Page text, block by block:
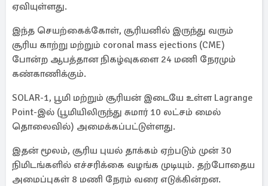
ஏவியுள்ளது.
இந்த செயற்கைக்கோள், சூரியனில் இருந்து வரும்
சூரிய காற்று மற்றும் coronal mass ejections (CME)
போன்ற ஆபத்தான நிகழ்வுகளை 24 மணி நேரமும்
கண்காணிக்கும்.
SOLAR-1, பூமி மற்றும் சூரியன் இடையே உள்ள Lagrange
Point-இல் (பூமியிலிருந்து சுமார் 10 லட்சம் மைல்
தொலைவில்) அமைக்கப்பட்டுள்ளது.
இதன் மூலம், சூரிய புயல் தாக்கம் ஏற்படும் முன் 30
நிமிடங்களில் எச்சரிக்கை வழங்க முடியும். தற்போதைய
அமைப்புகள் 8 மணி நேரம் வரை எடுக்கின்றன.